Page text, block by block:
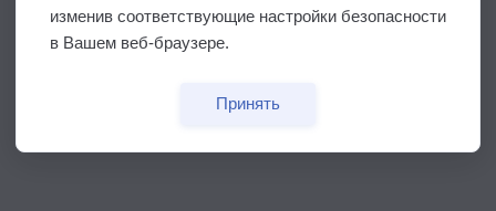
изменив соответствующие настройки безопасности
в Вашем веб-браузере.
Принять